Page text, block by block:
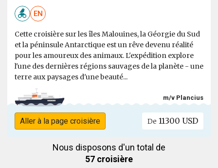
EN
Cette croisière sur les îles Malouines, la Géorgie du Sud
et la péninsule Antarctique est un rêve devenu réalité
pour les amoureux des animaux. L'expédition explore
l'une des dernières régions sauvages de la planète - une
terre aux paysages d'une beauté...
m/v Plancius
Aller à la page croisière De 11300 USD
Nous disposons d'un total de
57 croisière